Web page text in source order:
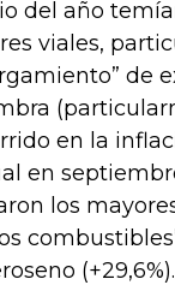
del año
viales,
de
en la
en
los